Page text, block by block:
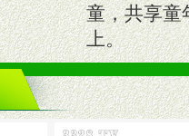
童，共享童
上。